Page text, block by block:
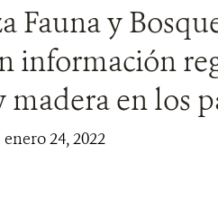
Fauna y
información
madera en los
24, 2022